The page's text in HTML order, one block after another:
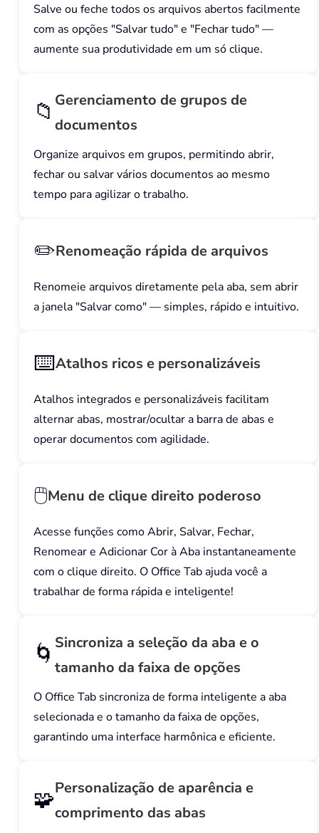
Salve ou feche todos os arquivos abertos facilmente
com as opções "Salvar tudo" e "Fechar tudo" —
aumente sua produtividade em um só clique.
📁 Gerenciamento de grupos de
documentos
Organize arquivos em grupos, permitindo abrir,
fechar ou salvar vários documentos ao mesmo
tempo para agilizar o trabalho.
✏️Renomeação rápida de arquivos
Renomeie arquivos diretamente pela aba, sem abrir
a janela "Salvar como" — simples, rápido e intuitivo.
⌨️Atalhos ricos e personalizáveis
Atalhos integrados e personalizáveis facilitam
alternar abas, mostrar/ocultar a barra de abas e
operar documentos com agilidade.
🖱️Menu de clique direito poderoso
Acesse funções como Abrir, Salvar, Fechar,
Renomear e Adicionar Cor à Aba instantaneamente
com o clique direito. O Office Tab ajuda você a
trabalhar de forma rápida e inteligente!
🌀 Sincroniza a seleção da aba e o
tamanho da faixa de opções
O Office Tab sincroniza de forma inteligente a aba
selecionada e o tamanho da faixa de opções,
garantindo uma interface harmônica e eficiente.
🧩Personalização de aparência e
comprimento das abas